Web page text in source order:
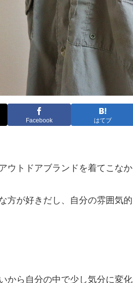
Facebook はてブ
ウトドアブランドを着てこなか
方が好きだし、自分の雰囲気
から自分の中で少し気分に変化